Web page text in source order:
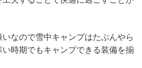
なので雪中キャンプはたぶんやら
時期でもキャンプできる装備を揃